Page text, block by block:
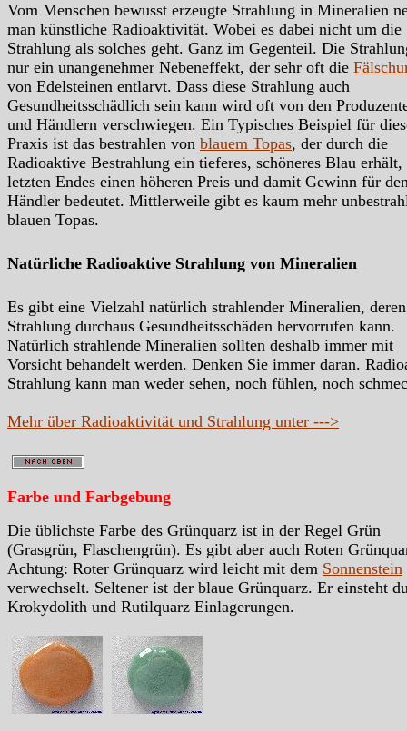
Vom Menschen bewusst erzeugte Strahlung in Mineralien
man künstliche Radioaktivität. Wobei es dabei nicht um die
Strahlung als solches geht. Ganz im Gegenteil. Die
nur ein unangenehmer Nebeneffekt, der sehr oft die
von Edelsteinen entlarvt. Dass diese Strahlung auch
Gesundheitsschädlich sein kann wird oft von den
und Händlern verschwiegen. Ein Typisches Beispiel für
Praxis ist das bestrahlen von blauem Topas, der durch die
Radioaktive Bestrahlung ein tieferes, schöneres Blau erhält,
letzten Endes einen höheren Preis und damit Gewinn für
Händler bedeutet. Mittlerweile gibt es kaum mehr
blauen Topas.
Natürliche Radioaktive Strahlung von Mineralien
Es gibt eine Vielzahl natürlich strahlender Mineralien, deren
Strahlung durchaus Gesundheitsschäden hervorrufen kann.
Natürlich strahlende Mineralien sollten deshalb immer mit
Vorsicht behandelt werden. Denken Sie immer daran.
Strahlung kann man weder sehen, noch fühlen, noch
Mehr über Radioaktivität und Strahlung unter --->
Farbe und Farbgebung
Die üblichste Farbe des Grünquarz ist in der Regel Grün
(Grasgrün, Flaschengrün). Es gibt aber auch Roten
Achtung: Roter Grünquarz wird leicht mit dem Sonnenstein
verwechselt. Seltener ist der blaue Grünquarz. Er einsteht
Krokydolith und Rutilquarz Einlagerungen.